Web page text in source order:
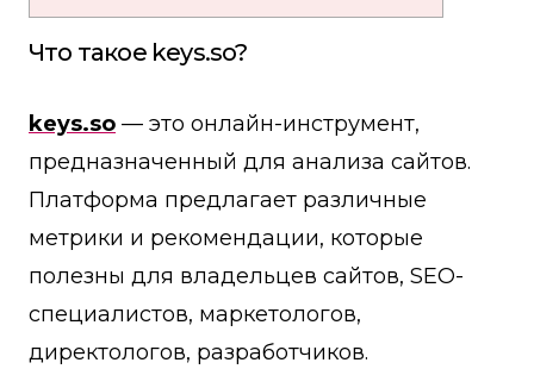
Что такое keys.so?
keys.so — это онлайн-инструмент,
предназначенный для анализа сайтов.
Платформа предлагает различные
метрики и рекомендации, которые
полезны для владельцев сайтов, SEO-
специалистов, маркетологов,
директологов, разработчиков.